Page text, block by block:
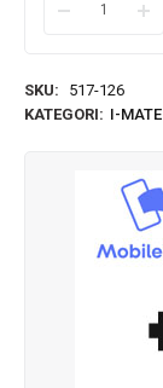
SKU:
517-126
KATEGORI: I-MATE